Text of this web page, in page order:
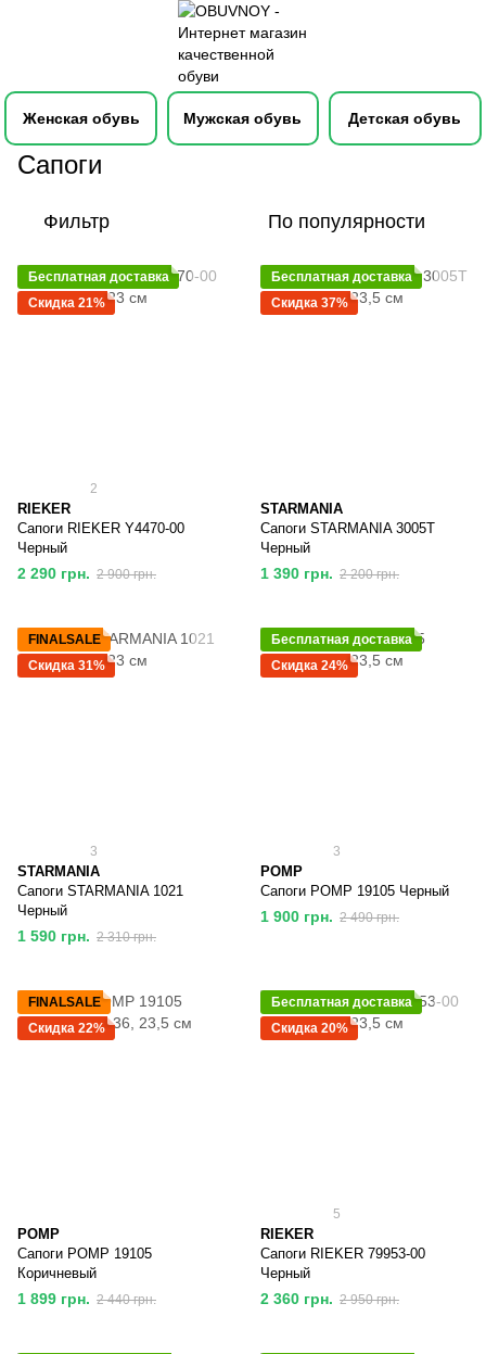
Женская обувь Мужская обувь Детская обувь
Женская обувь Сапоги
Сапоги
Фильтр По популярности
Бесплатная доставка
Скидка 21%
2
RIEKER
Сапоги RIEKER Y4470-00
Черный
2 290 грн. 2 900 грн.
Бесплатная доставка
Скидка 37%
STARMANIA
Сапоги STARMANIA 3005T
Черный
1 390 грн. 2 200 грн.
FINALSALE
Скидка 31%
3
STARMANIA
Сапоги STARMANIA 1021
Черный
1 590 грн. 2 310 грн.
Бесплатная доставка
Скидка 24%
3
POMP
Сапоги POMP 19105 Черный
1 900 грн. 2 490 грн.
FINALSALE
Скидка 22%
POMP
Сапоги POMP 19105
Коричневый
1 899 грн. 2 440 грн.
Бесплатная доставка
Скидка 20%
5
RIEKER
Сапоги RIEKER 79953-00
Черный
2 360 грн. 2 950 грн.